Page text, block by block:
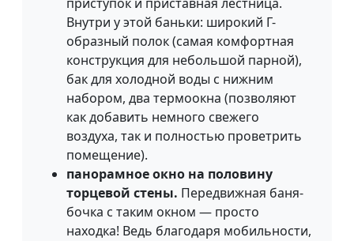
Внутри у этой баньки: широкий Г-
образный полок (самая комфортная
конструкция для небольшой парной),
бак для холодной воды с нижним
набором, два термоокна (позволяют
как добавить немного свежего
воздуха, так и полностью проветрить
помещение).
панорамное окно на половину
торцевой стены. Передвижная баня-
бочка с таким окном — просто
находка! Ведь благодаря мобильности,